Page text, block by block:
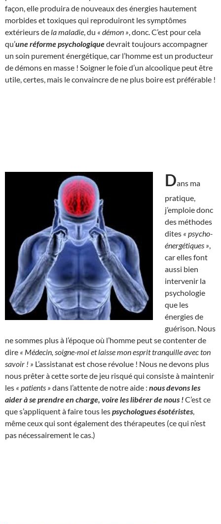
façon, elle produira de nouveaux des énergies hautement
morbides et toxiques qui reproduiront les symptômes
extérieurs de la maladie , du « démon » , donc. C’est pour cela
qu’une réforme psychologiquedevrait toujours accompagner
un soin purement énergétique, car l’homme est un producteur
de démons en masse ! Soigner le foie d’un alcoolique peut être
utile, certes, mais le convaincre de ne plus boire est préférable !
Dans ma
pratique,
j’emploie donc
des méthodes
dites « psycho-
énergétiques »
car elles font
aussi bien
intervenir la
psychologie
que les
énergies de
guérison. Nous
ne sommes plus à l’époque où l’homme peut se contenter de
dire « Médecin, soigne-moi et laisse mon esprit tranquille avec ton
savoir ! » L’assistanat est chose révolue ! Nous ne devons plus
nous prêter à cette sorte de jeu risqué qui consiste à maintenir
les « patients » dans l’attente de notre aide : nous devons les
aider à se prendre en charge, voire les libérer de nous !C’est ce
que s’appliquent à faire tous lespsychologues ésotéristes
même ceux qui sont également des thérapeutes (ce qui n’est
pas nécessairement le cas.)